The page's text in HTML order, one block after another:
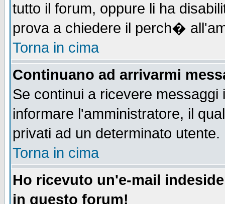
tutto il forum, oppure li ha
prova a chiedere il perch�
Torna in cima
Continuano ad arrivarmi
Se continui a ricevere
informare l'amministratore, il
privati ad un determinato utente.
Torna in cima
Ho ricevuto un'e-mail
in questo forum!